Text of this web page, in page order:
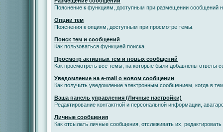
Пояснение к функциям, доступным при размещении сообщений
Опции тем
Пояснения к опциям, доступным при просмотре темы.
Поиск тем и сообщений
Как пользоваться функцией поиска.
Просмотр активных тем и новых сообщений
Как просмотреть все темы, на которые были добавлены ответы
Уведомление на е-mail о новом сообщении
Как получить уведомление электронным сообщением, когда в
Ваша панель управления (Личные настройки)
Редактирование контактной и персональной информации,
Личные сообщения
Как отсылать личные сообщения, отслеживать их,